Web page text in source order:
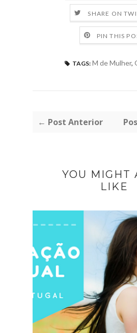
SHARE ON
PIN THIS
TAGS: M de Mulher,
← Post Anterior
YOU MIGHT
LIKE